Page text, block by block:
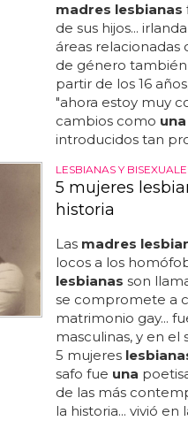
madres lesbianas
de sus hijos...
áreas
de género
partir de los 16
"ahora estoy muy
cambios como una
introducidos tan
LESBIANAS Y
5 mujeres
historia
Las madres
locos a los
lesbianas son
se compromete a
matrimonio gay...
masculinas, y en el
5 mujeres
safo fue una
de las más
la historia... vivió